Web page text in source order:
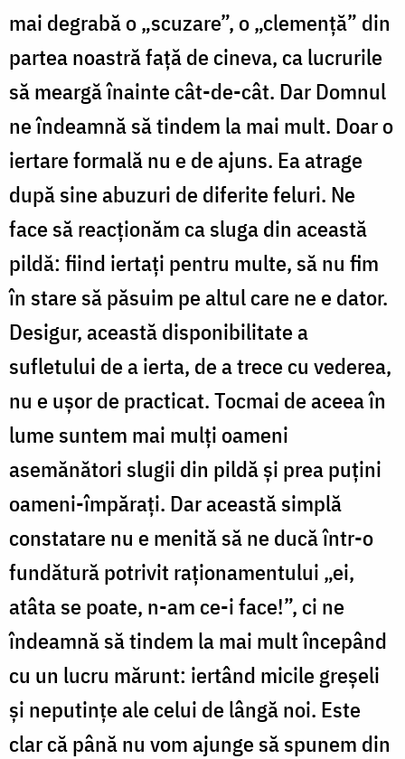
mai degrabă o „scuzare”, o „clemență” din
partea noastră față de cineva, ca lucrurile
să meargă înainte cât-de-cât. Dar Domnul
ne îndeamnă să tindem la mai mult. Doar o
iertare formală nu e de ajuns. Ea atrage
după sine abuzuri de diferite feluri. Ne
face să reacționăm ca sluga din această
pildă: fiind iertați pentru multe, să nu fim
în stare să păsuim pe altul care ne e dator.
Desigur, această disponibilitate a
sufletului de a ierta, de a trece cu vederea,
nu e ușor de practicat. Tocmai de aceea în
lume suntem mai mulți oameni
asemănători slugii din pildă și prea puțini
oameni-împărați. Dar această simplă
constatare nu e menită să ne ducă într-o
fundătură potrivit raționamentului „ei,
atâta se poate, n-am ce-i face!”, ci ne
îndeamnă să tindem la mai mult începând
cu un lucru mărunt: iertând micile greșeli
și neputințe ale celui de lângă noi. Este
clar că până nu vom ajunge să spunem din